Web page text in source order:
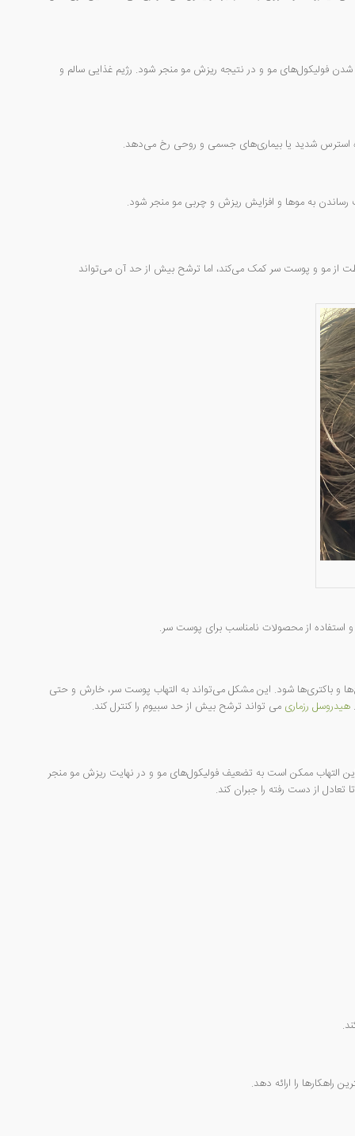
فولیکول‌های مو و در نتیجه ریزش مو منجر شود. رژیم غذایی سالم و
استرس شدید یا بیماری‌های جسمی و روحی رخ می‌دهد.
رساندن به موها و افزایش ریزش و چربی مو منجر شود.
از مو و پوست سر کمک می‌کند، اما ترشح بیش از حد آن می‌تواند
استفاده از محصولات نامناسب برای پوست سر.
و باکتری‌ها شود. این مشکل می‌تواند به التهاب پوست سر، خارش و حتی
هیدروسل رزماری می تواند ترشح بیش از حد سبیوم را کنترل کند.
التهاب ممکن است به تضعیف فولیکول‌های مو و در نهایت ریزش مو منجر
از دست رفته را جبران کند.
را ارائه دهد.